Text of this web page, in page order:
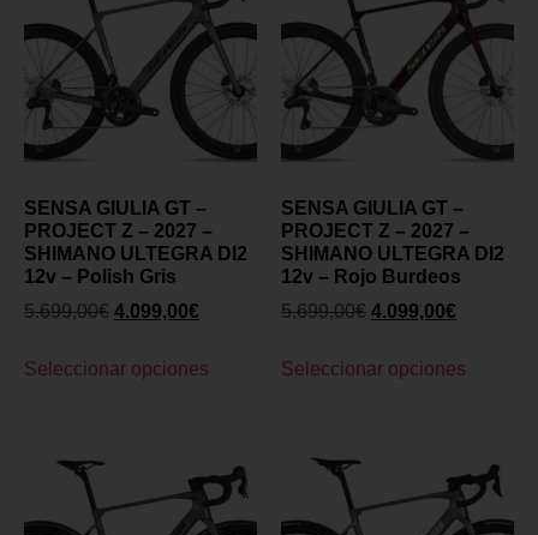
SENSA GIULIA GT –
PROJECT Z – 2027 –
SHIMANO ULTEGRA DI2
12v – Polish Gris
5.699,00€ 4.099,00€
Seleccionar opciones
SENSA GIULIA GT –
PROJECT Z – 2027 –
SHIMANO ULTEGRA DI2
12v – Rojo Burdeos
5.699,00€ 4.099,00€
Seleccionar opciones